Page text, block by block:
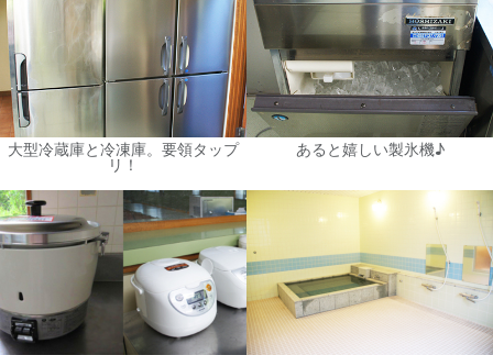
大型冷蔵庫と冷凍庫。要領タップ
リ！
あると嬉しい製氷機♪